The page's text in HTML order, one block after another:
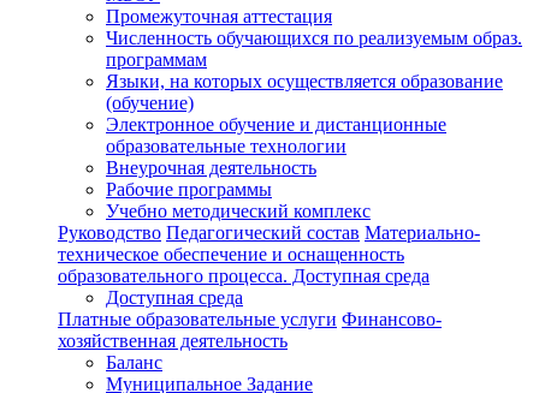
Промежуточная аттестация
Численность обучающихся по реализуемым образ.
программам
Языки, на которых осуществляется образование
(обучение)
Электронное обучение и дистанционные
образовательные технологии
Внеурочная деятельность
Рабочие программы
Учебно методический комплекс
Руководство Педагогический состав Материально-
техническое обеспечение и оснащенность
образовательного процесса. Доступная среда
Доступная среда
Платные образовательные услуги Финансово-
хозяйственная деятельность
Баланс
Муниципальное Задание